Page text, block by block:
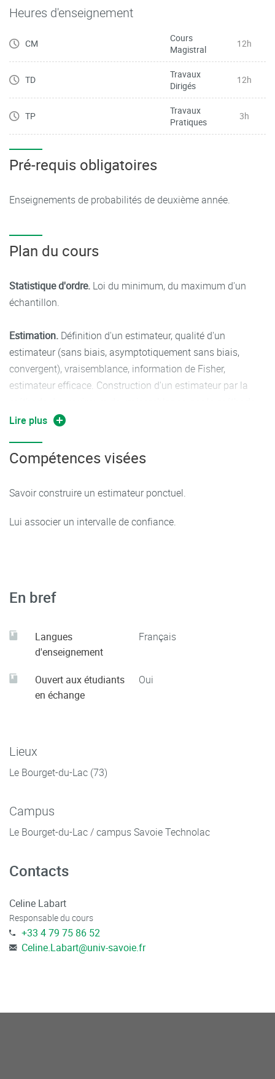
Heures d'enseignement
CM
Cours
Magistral
12h
TD
Travaux
Dirigés
12h
TP
Travaux
Pratiques
3h
Pré-requis obligatoires
Enseignements de probabilités de deuxième année.
Plan du cours
Statistique d'ordre. Loi du minimum, du maximum d'un
échantillon.
Estimation. Définition d'un estimateur, qualité d'un
estimateur (sans biais, asymptotiquement sans biais,
convergent), vraisemblance, information de Fisher,
estimateur efficace. Construction d'un estimateur par la
des moments.
Intervalles de confiance. principe de construction d'un
intervalle de confiance et application au cas gaussien
proportion.
TP :Comparaison d’estimateurs (convergence du biais, de
Lire plus
Compétences visées
Savoir construire un estimateur ponctuel.
Lui associer un intervalle de confiance.
En bref
Langues
d'enseignement
Français
Ouvert aux étudiants
en échange
Oui
Lieux
Le Bourget-du-Lac (73)
Campus
Le Bourget-du-Lac / campus Savoie Technolac
Contacts
Celine Labart
Responsable du cours
+33 4 79 75 86 52
Celine.Labart@univ-savoie.fr